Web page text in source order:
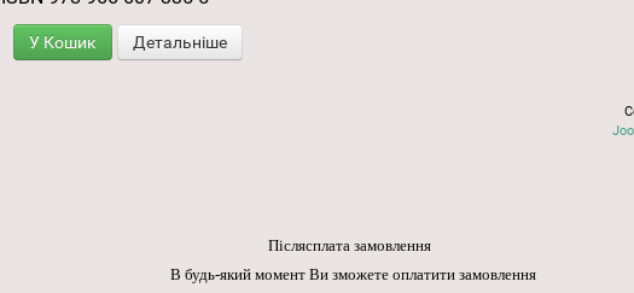
У Кошик Детальніше
Післясплата замовлення
В будь-який момент Ви зможете оплатити замовлення